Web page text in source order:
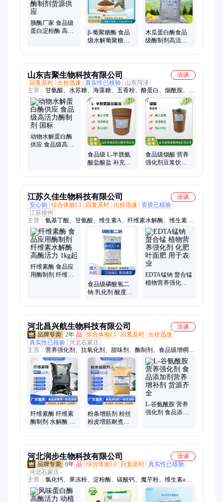
胰酶厂家 食品级
蛋白淀粉酶 高活
β-葡聚糖酶 食品
级水解葡聚糖啤
木瓜蛋白酶食品
级酶制剂高活力
山东吉聚生物科技有限公司
洽谈
回复及时 出价迅速 真实性已核验
山东菏泽
主营： 甘氨酸、水苏糖、海藻糖、五香粉、酪蛋白、烟酰胺、牛
磺酸、温轮胶、卡拉胶、清甜素、黄原胶、叶绿素、冰乙酸
动物水解蛋白酶
供应 食品级高活
食品级 L-半胱氨
酸盐酸盐 补充氨
食品级烟酸 营养
强化剂豆浆饮料
江苏久佳生物科技有限公司
洽谈
安心购
综合体验L1 回复及时 出价迅速
资质已核验
江苏徐州
主营： 氨基丁酸、甘氨酸、维生素A、纤维素水解酶、维生素
B3、酪蛋白酸钙、大豆磷脂、氯化胆碱、胶原蛋白肽、焦磷酸
钙、柠檬酸钾、结晶果糖、糖精钠、单宁酶、木瓜蛋白酶、阿拉
伯胶、大豆蛋白粉、魔芋粉、温轮胶、干贝素、香兰素、乳酸链
球菌素、焦磷酸钾、富马酸、柠檬酸螯合多元素
纤维素酶 食品应
用酶制剂 纤维素
食品级磷酸氢二
钠 乳化剂 酸度调
EDTA锰钠 螯合锰
植物营养强化剂
河北昌兴航生物科技有限公司
洽谈
2年 品 综合体验L1 回复及时 出价迅速
真实性已核验 河北石家庄
主营： 营养强化剂、抗氧化剂、甜味剂、酶制剂、食品级增稠
剂、食用色素、粉末香精、酸度调节剂、食品乳化剂、着色剂、
抗结剂、增味剂
纤维素酶 纤维素
酶制剂 水解酶 高
粉条增筋剂 粉丝
粉皮増筋耐煮不
L-谷氨酰胺 营养
强化剂 食品添加
河北润步生物科技有限公司
洽谈
6年 品 综合体验L0 回复及时 真实性已核验
河北石家庄
主营： 氯化钙、果冻粉、淀粉酶、碳酸钙、魔芋粉、维生素a、
麦芽糖醇、纤维素酶、山梨糖醇、左旋肉碱、低聚果糖、全脂奶
粉、螺旋藻粉、氯化胆碱、植物炭黑、氢氧化钙、硫酸亚铁、乳